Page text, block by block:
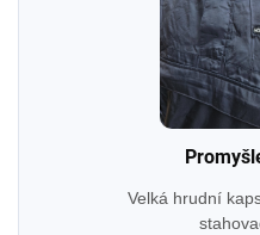
Velká hrudní